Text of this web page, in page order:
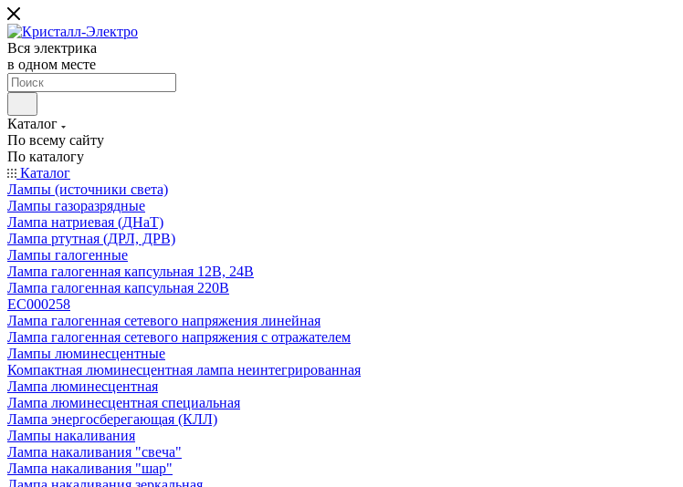
Вся электрика
в одном месте
Каталог
По всему сайту
По каталогу
Каталог
Лампы (источники света)
Лампы газоразрядные
Лампа натриевая (ДНаТ)
Лампа ртутная (ДРЛ, ДРВ)
Лампы галогенные
Лампа галогенная капсульная 12В, 24В
Лампа галогенная капсульная 220В
EC000258
Лампа галогенная сетевого напряжения линейная
Лампа галогенная сетевого напряжения с отражателем
Лампы люминесцентные
Компактная люминесцентная лампа неинтегрированная
Лампа люминесцентная
Лампа люминесцентная специальная
Лампа энергосберегающая (КЛЛ)
Лампы накаливания
Лампа накаливания "свеча"
Лампа накаливания "шар"